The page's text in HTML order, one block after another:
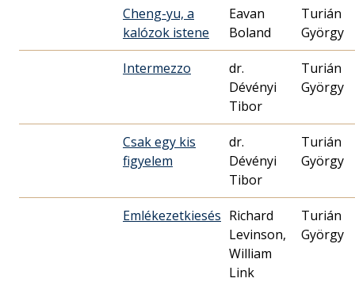
Cheng-yu, a
kalózok istene
Eavan
Boland
Turián
György
Intermezzo
dr.
Dévényi
Tibor
Turián
György
Csak egy kis
figyelem
dr.
Dévényi
Tibor
Turián
György
Emlékezetkiesés Richard
Levinson,
William
Link
Turián
György